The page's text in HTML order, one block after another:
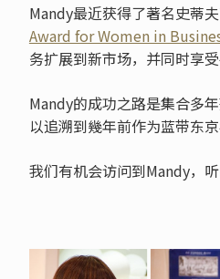
Mandy最近获得了著名史蒂
Award for Women in
务扩展到新市场，并同时享
Mandy的成功之路是集合多
以追溯到幾年前作为蓝带东京
我们有机会访问到Mandy，